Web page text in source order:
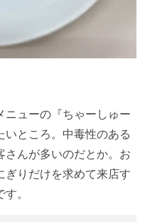
ニューの『ちゃーしゅー
ところ。中毒性のある
んが多いのだとか。お
りだけを求めて来店す
。